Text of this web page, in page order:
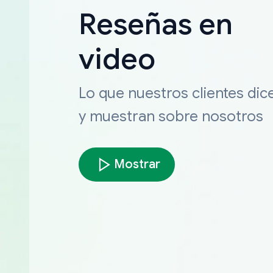
Reseñas en
video
Lo que nuestros clientes
y muestran sobre nosotros
Mostrar